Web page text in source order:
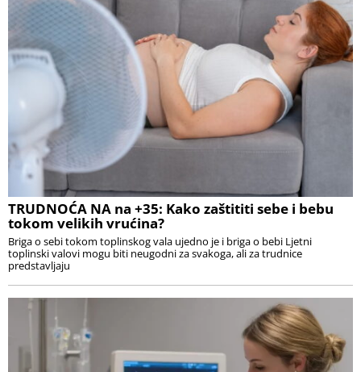
TRUDNOĆA NA na +35: Kako zaštititi sebe i bebu
tokom velikih vrućina?
Briga o sebi tokom toplinskog vala ujedno je i briga o bebi Ljetni
toplinski valovi mogu biti neugodni za svakoga, ali za trudnice
predstavljaju